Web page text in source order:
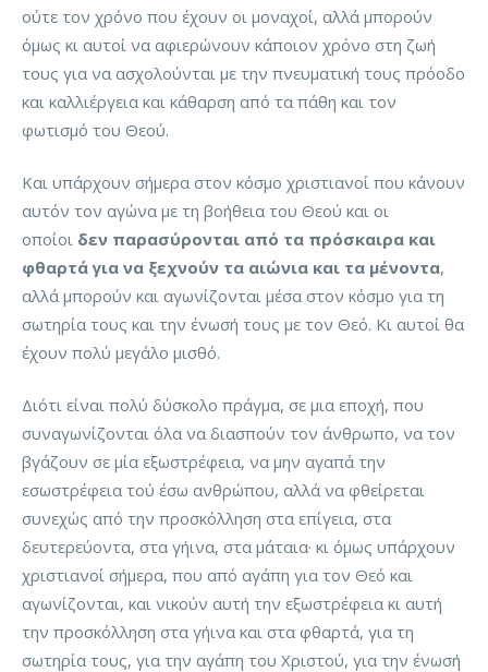
ούτε τον χρόνο που έχουν οι μοναχοί, αλλά μπορούν
όμως κι αυτοί να αφιερώνουν κάποιον χρόνο στη ζωή
τους για να ασχολούνται με την πνευματική τους πρόοδο
και καλλιέργεια και κάθαρση από τα πάθη και τον
φωτισμό του Θεού.
Και υπάρχουν σήμερα στον κόσμο χριστιανοί που κάνουν
αυτόν τον αγώνα με τη βοήθεια του Θεού και οι
οποίοι δεν παρασύρονται από τα πρόσκαιρα και
φθαρτά για να ξεχνούν τα αιώνια και τα μένοντα,
αλλά μπορούν και αγωνίζονται μέσα στον κόσμο για τη
σωτηρία τους και την ένωσή τους με τον Θεό. Κι αυτοί θα
έχουν πολύ μεγάλο μισθό.
Διότι είναι πολύ δύσκολο πράγμα, σε μια εποχή, που
συναγωνίζονται όλα να διασπούν τον άνθρωπο, να τον
βγάζουν σε μία εξωστρέφεια, να μην αγαπά την
εσωστρέφεια τού έσω ανθρώπου, αλλά να φθείρεται
συνεχώς από την προσκόλληση στα επίγεια, στα
δευτερεύοντα, στα γήινα, στα μάταια· κι όμως υπάρχουν
χριστιανοί σήμερα, που από αγάπη για τον Θεό και
αγωνίζονται, και νικούν αυτή την εξωστρέφεια κι αυτή
την προσκόλληση στα γήινα και στα φθαρτά, για τη
σωτηρία τους, για την αγάπη του Χριστού, για την ένωσή